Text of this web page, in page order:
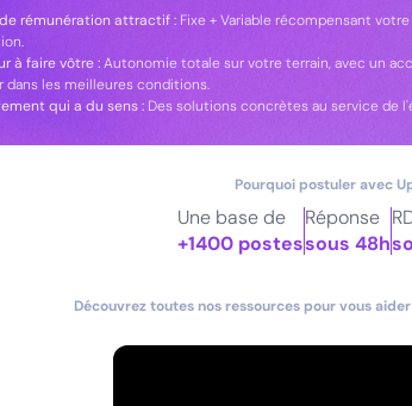
rémunération attractif : Fixe + Variable récompensant
à faire vôtre :Autonomie totale sur votre terrain, avec un
dans les meilleures conditions.
qui a du sens : Des solutions concrètes au service de
Pourquoi postuler avec
Une base de
+1400 postes
Réponse
sous 48h
Découvrez toutes nos ressources pour vous